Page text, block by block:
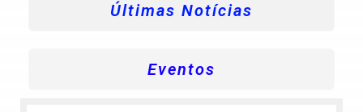
Últimas Notícias
Eventos